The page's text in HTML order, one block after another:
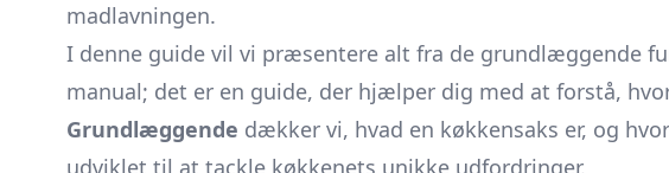
madlavningen.
I denne guide vil vi præsentere alt fra de grundlæggende
manual; det er en guide, der hjælper dig med at forstå,
Grundlæggende dækker vi, hvad en køkkensaks er, og
udviklet til at tackle køkkenets unikke udfordringer.